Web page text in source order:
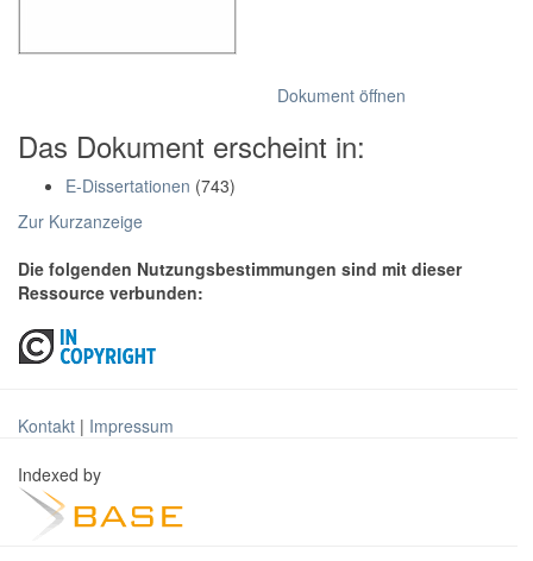
Dokument öffnen
Das Dokument erscheint in:
E-Dissertationen (743)
Zur Kurzanzeige
Die folgenden Nutzungsbestimmungen sind mit dieser
Ressource verbunden:
Kontakt | Impressum
Indexed by